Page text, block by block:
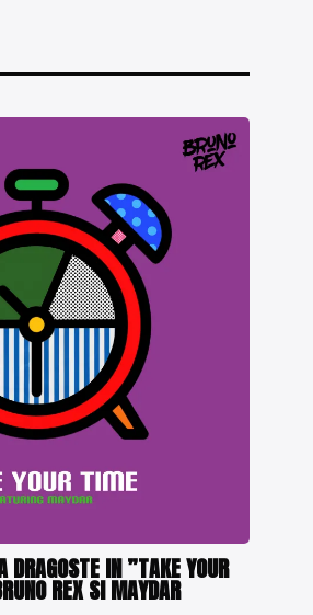
DRAGOSTE IN ”TAKE YOUR
REX SI MAYDAR